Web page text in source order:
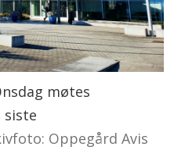
møtes
siste
Oppegård Avis